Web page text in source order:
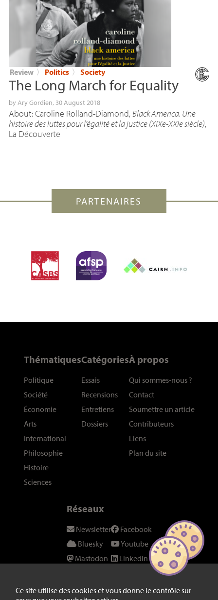
Ce site utilise des cookies et vous donne le contrôle sur
Review 〉 Politics 〉 Society
The Long March for Equality
byAry Gordien, 30 August 2018
About: Caroline Rolland-Diamond,Black America. Une
histoire des luttes pour l’égalité et la justice (XIXe-XXIe siècle),
La Découverte
PARTENAIRES
Thématiques
Politique
Société
Économie
Arts
International
Philosophie
Histoire
Sciences
Catégories
Essais
Recensions
Entretiens
Dossiers
À propos
Qui sommes-nous ?
Contact
Soumettre un article
Contributeurs
Liens
Plan du site
Réseaux
Newsletter
Bluesky
Mastodon
Instagram
Facebook
Youtube
Linkedin
Fil RSS